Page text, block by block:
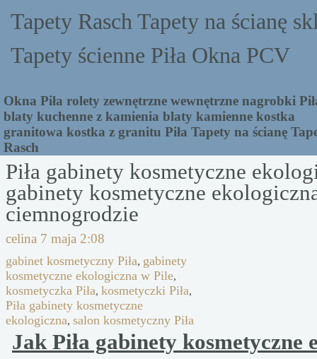
Tapety Rasch Tapety na ścianę
Tapety ścienne Piła Okna PCV
Okna Piła rolety zewnętrzne wewnętrzne nagrobki
blaty kuchenne z kamienia blaty kamienne kostka
granitowa kostka z granitu Piła Tapety na ścianę
Rasch
Piła gabinety kosmetyczne
gabinety kosmetyczne
ciemnogrodzie
celina 7 maja 2:08
gabinet kosmetyczny Piła, gabinety
kosmetyczne ekologiczna w Pile,
kosmetyczka Piła, kosmetyczki Piła,
Piła gabinety kosmetyczne
ekologiczna, salon kosmetyczny Piła
Jak Piła gabinety kosmetyczne